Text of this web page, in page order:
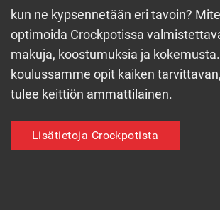
kun ne kypsennetään eri tavoin?
optimoida Crockpotissa
makuja, koostumuksia ja
koulussamme opit kaiken
tulee keittiön ammattilainen.
Lisätietoja Crockpotista